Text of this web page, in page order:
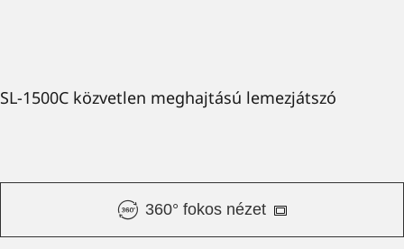
SL-1500C közvetlen meghajtású lemezjátszó
360° fokos nézet